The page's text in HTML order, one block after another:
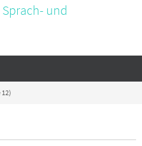
und
12)